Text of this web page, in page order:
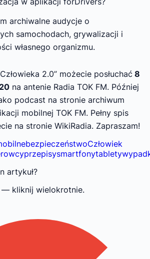
archiwalne audycje o
samochodach, grywalizacji i
własnego organizmu.
2.0” możecie posłuchać 8
na antenie Radia TOK FM. Później
podcast na stronie archiwum
mobilnej TOK FM. Pełny spis
na stronie WikiRadia. Zapraszam!
bezpieczeństwoCzłowiek
przepisysmartfonytablety
artykuł?
— kliknij wielokrotnie.